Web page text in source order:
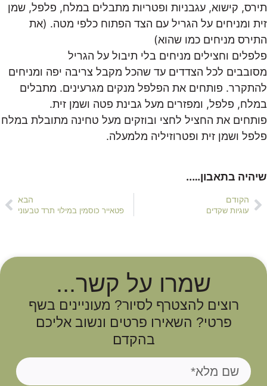
תירס, קישוא, עגבניות ופטריות מתבלים במלח, פלפל, שמן
זית ומניחים על הגריל עם הצד הפתוח כלפי מטה. (את
התירס מניחים כמו שהוא)
פלפלים וחצילים מניחים בלי תיבול על הגריל
מסובבים לכל הצדדים עד שהכל מקבל צריבה יפה ומניחים
להתקרר. פותחים את הפלפל מנקים מגרעינים. מתבלים
במלח, פלפל, ומפזרים מעל גבינת פטה ושמן זית.
פותחים את החציל לחצי ובוזקים מעל טחינה מתובלת במלח
פלפל ושמן זית ופטרוזיליה מלמעלה.
שיהיה בתאבון…..
הקודם
עוגיות שקדים
הבא
פטאייר כוסמין במילוי תרד טבעוני
שמרו על קשר...
רוצים להצטרף לסיור? מעוניינים בשף
פרטי? השאירו פרטים ונשוב אליכם
בהקדם